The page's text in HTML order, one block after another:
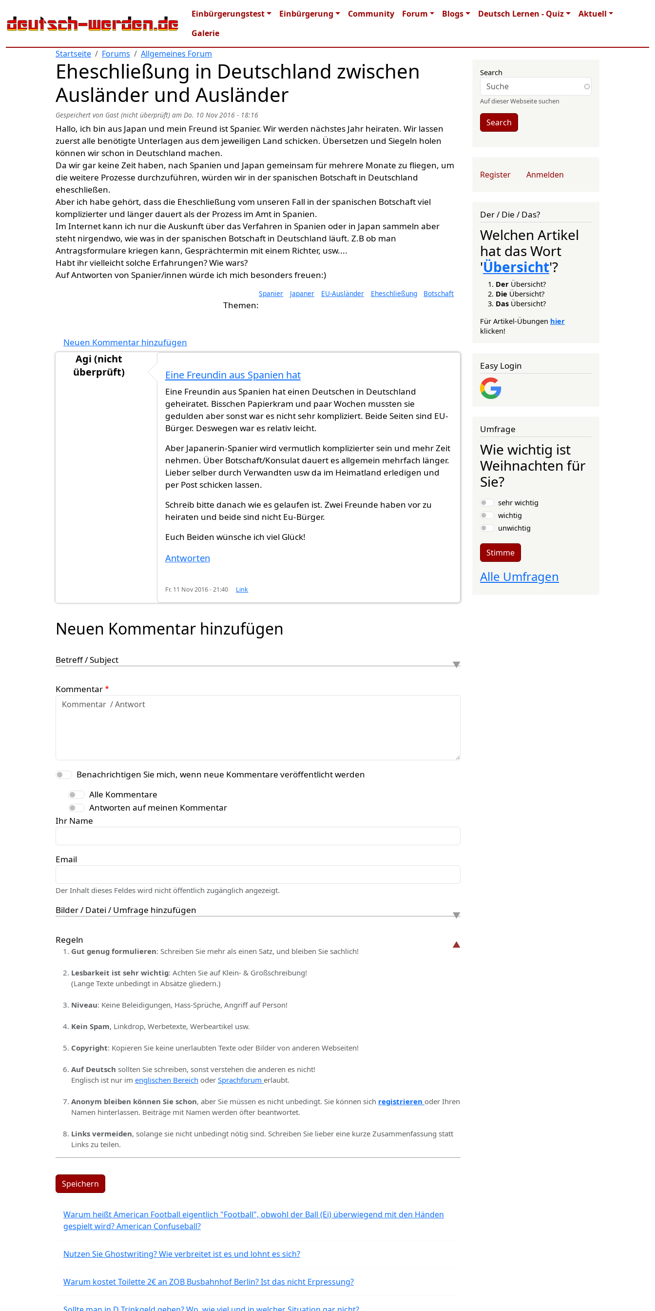
Main navigation
Einbürgerungstest Einbürgerung Community Forum Blogs Deutsch Lernen - Quiz
Aktuell
Galerie
Startseite
Forums Allgemeines Forum
Eheschließung in Deutschland zwischen
Ausländer und Ausländer
Gespeichert von Gast (nicht überprüft) am Do. 10 Nov 2016 - 18:16
Hallo, ich bin aus Japan und mein Freund ist Spanier. Wir werden nächstes Jahr heiraten. Wir lassen
zuerst alle benötigte Unterlagen aus dem jeweiligen Land schicken. Übersetzen und Siegeln holen
können wir schon in Deutschland machen.
Da wir gar keine Zeit haben, nach Spanien und Japan gemeinsam für mehrere Monate zu fliegen, um
die weitere Prozesse durchzuführen, würden wir in der spanischen Botschaft in Deutschland
eheschließen.
Aber ich habe gehört, dass die Eheschließung vom unseren Fall in der spanischen Botschaft viel
komplizierter und länger dauert als der Prozess im Amt in Spanien.
Im Internet kann ich nur die Auskunft über das Verfahren in Spanien oder in Japan sammeln aber
steht nirgendwo, wie was in der spanischen Botschaft in Deutschland läuft. Z.B ob man
Antragsformulare kriegen kann, Gesprächtermin mit einem Richter, usw....
Habt ihr vielleicht solche Erfahrungen? Wie wars?
Auf Antworten von Spanier/innen würde ich mich besonders freuen:)
Spanier Japaner EU-Ausländer Eheschließung Botschaft
Neuen Kommentar hinzufügen
Agi (nicht
überprüft)
Eine Freundin aus Spanien hat
Eine Freundin aus Spanien hat einen Deutschen in Deutschland
geheiratet. Bisschen Papierkram und paar Wochen mussten sie
gedulden aber sonst war es nicht sehr kompliziert. Beide Seiten sind EU-
Bürger. Deswegen war es relativ leicht.
Aber Japanerin-Spanier wird vermutlich komplizierter sein und mehr Zeit
nehmen. Über Botschaft/Konsulat dauert es allgemein mehrfach länger.
Lieber selber durch Verwandten usw da im Heimatland erledigen und
per Post schicken lassen.
Schreib bitte danach wie es gelaufen ist. Zwei Freunde haben vor zu
heiraten und beide sind nicht Eu-Bürger.
Euch Beiden wünsche ich viel Glück!
Antworten
Fr. 11 Nov 2016 - 21:40 Link
Neuen Kommentar hinzufügen
Betreff / Subject
Kommentar
Benachrichtigen Sie mich, wenn neue Kommentare veröffentlicht werden
Alle Kommentare
Antworten auf meinen Kommentar
Ihr Name
Email
Der Inhalt dieses Feldes wird nicht öffentlich zugänglich angezeigt.
Bilder / Datei / Umfrage hinzufügen
Regeln
Gut genug formulieren: Schreiben Sie mehr als einen Satz, und bleiben Sie sachlich!
Lesbarkeit ist sehr wichtig: Achten Sie auf Klein- & Großschreibung!
(Lange Texte unbedingt in Absätze gliedern.)
Niveau: Keine Beleidigungen, Hass-Sprüche, Angriff auf Person!
Kein Spam, Linkdrop, Werbetexte, Werbeartikel usw.
Copyright: Kopieren Sie keine unerlaubten Texte oder Bilder von anderen Webseiten!
Auf Deutsch sollten Sie schreiben, sonst verstehen die anderen es nicht!
Englisch ist nur im englischen Bereich oder Sprachforum erlaubt.
Anonym bleiben können Sie schon, aber Sie müssen es nicht unbedingt. Sie können sich registrieren oder Ihren
Namen hinterlassen. Beiträge mit Namen werden öfter beantwortet.
Links vermeiden, solange sie nicht unbedingt nötig sind. Schreiben Sie lieber eine kurze Zusammenfassung statt
Links zu teilen.
Speichern
Warum heißt American Football eigentlich "Football", obwohl der Ball (Ei) überwiegend mit den Händen
gespielt wird? American Confuseball?
Nutzen Sie Ghostwriting? Wie verbreitet ist es und lohnt es sich?
Warum kostet Toilette 2€ an ZOB Busbahnhof Berlin? Ist das nicht Erpressung?
Search
Auf dieser Webseite suchen
Search
User account menu
Register Anmelden
Der / Die / Das?
Welchen Artikel
hat das Wort
'Übersicht'?
Der Übersicht?
Die Übersicht?
Das Übersicht?
Für Artikel-Übungen hier
klicken!
Easy Login
Umfrage
Wie wichtig ist
Weihnachten für
Sie?
Auswahlmöglichkeiten
sehr wichtig
wichtig
unwichtig
Stimme
Alle Umfragen